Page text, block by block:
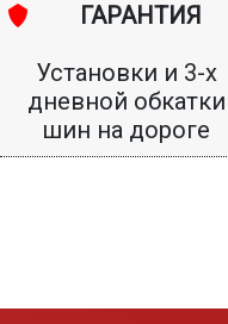
ГАРАНТИЯ
Установки и 3-х
дневной обкатки
шин на дороге